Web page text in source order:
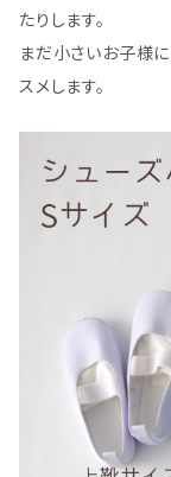
たりします。
まだ小さいお子様
スメします。